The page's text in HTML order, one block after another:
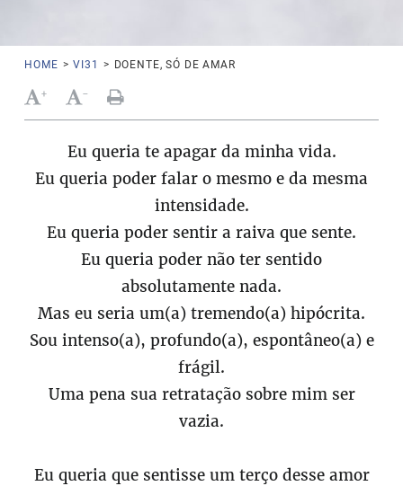
HOME > VI31 > DOENTE, SÓ DE AMAR
+ -
Eu queria te apagar da minha vida.
Eu queria poder falar o mesmo e da mesma
intensidade.
Eu queria poder sentir a raiva que sente.
Eu queria poder não ter sentido
absolutamente nada.
Mas eu seria um(a) tremendo(a) hipócrita.
Sou intenso(a), profundo(a), espontâneo(a) e
frágil.
Uma pena sua retratação sobre mim ser
vazia.
Eu queria que sentisse um terço desse amor